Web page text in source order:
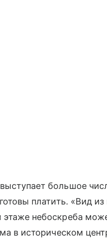
большое
платить. «Вид
небоскреба
в историческом